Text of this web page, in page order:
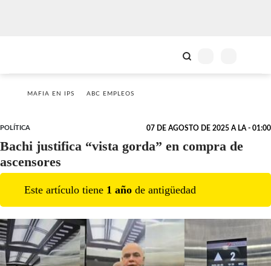
MAFIA EN IPS ABC EMPLEOS
POLÍTICA 07 DE AGOSTO DE 2025 A LA - 01:00
Bachi justifica “vista gorda” en compra de
ascensores
Este artículo tiene 1 año de antigüedad